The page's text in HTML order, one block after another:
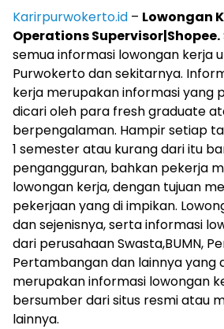
Karirpurwokerto.id – Lowongan
Operations Supervisor|Shopee.
semua informasi lowongan kerja
Purwokerto dan sekitarnya.
kerja merupakan informasi yang
dicari oleh para fresh graduate
berpengalaman. Hampir setiap
1 semester atau kurang dari itu
pengangguran, bahkan pekerja
lowongan kerja, dengan tujuan
pekerjaan yang di impikan.
dan sejenisnya, serta informasi
dari perusahaan Swasta,BUMN,
Pertambangan dan lainnya yang
merupakan informasi lowongan
bersumber dari situs resmi atau
lainnya.